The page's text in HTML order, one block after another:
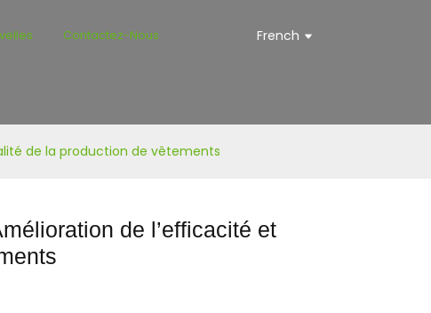
Contactez-Nous French
de la production de vêtements
de l’efficacité et